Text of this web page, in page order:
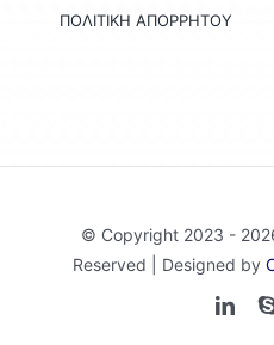
ΠΟΛΙΤΙΚΗ ΑΠΟΡΡΗΤΟΥ
© Copyright 2023 -
Reserved | Designed by